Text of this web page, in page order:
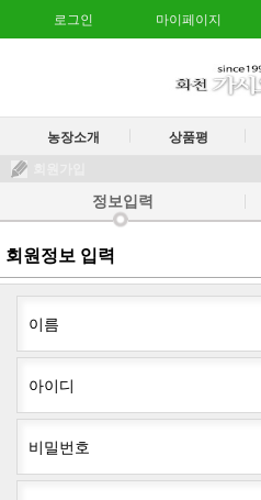
로그인 마이페이지
농장소개 상품평
정보입력
회원정보 입력
이름
아이디
비밀번호